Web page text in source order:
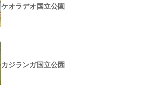
ケオラデオ国立公園
カジランガ国立公園